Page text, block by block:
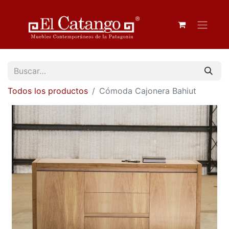
Todos los productos Cómoda Cajonera Bahiut